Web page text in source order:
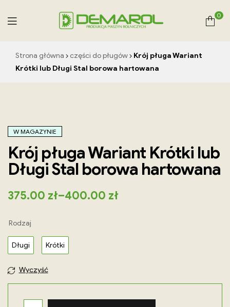
–
rolniczych
0
Strona główna części do pługów
Krój pługa Wariant
Krótki lub Długi Stal borowa hartowana
W MAGAZYNIE
Krój pługa Wariant Krótki lub
Długi Stal borowa hartowana
375.00 zł–400.00 zł
Rodzaj
Długi Krótki
Wyczyść